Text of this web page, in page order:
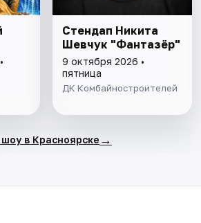
Стендап Никита
Шевчук "Фантазёр"
9 октября 2026 •
пятница
ДК Комбайностроителей
шоу в Красноярске →